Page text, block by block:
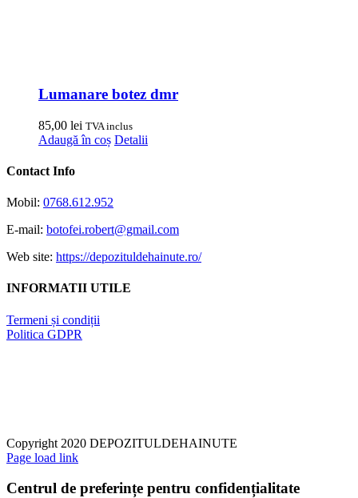
Lumanare botez dmr
85,00 lei TVA inclus
Adaugă în coș Detalii
Contact Info
Mobil: 0768.612.952
E-mail: botofei.robert@gmail.com
Web site: https://depozituldehainute.ro/
INFORMATII UTILE
Termeni și condiții
Politica GDPR
Copyright 2020 DEPOZITULDEHAINUTE
Page load link
Centrul de preferințe pentru confidențialitate